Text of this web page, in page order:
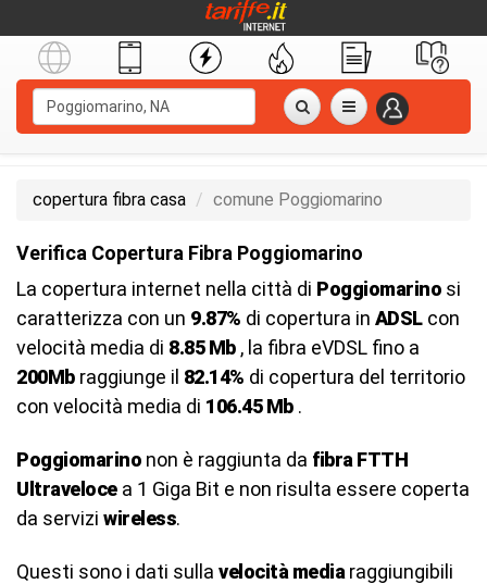
copertura fibra casa comune Poggiomarino
Verifica Copertura Fibra Poggiomarino
La copertura internet nella città di Poggiomarino si
caratterizza con un 9.87% di copertura in ADSLcon
velocità media di 8.85 Mb, la fibra eVDSL fino a
200Mbraggiunge il 82.14% di copertura del territorio
con velocità media di 106.45 Mb.
Poggiomarino non è raggiunta da fibra FTTH
Ultravelocea 1 Giga Bit e non risulta essere coperta
da servizi wireless.
Questi sono i dati sulla velocità media raggiungibili